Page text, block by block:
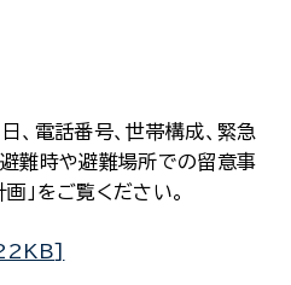
、電話番号、世帯構成、緊急
避難時や避難場所での留意事
」をご覧ください。